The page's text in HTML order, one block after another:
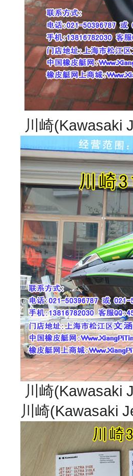
川崎(Kawasaki
川崎(Kawasaki
川崎(Kawasaki